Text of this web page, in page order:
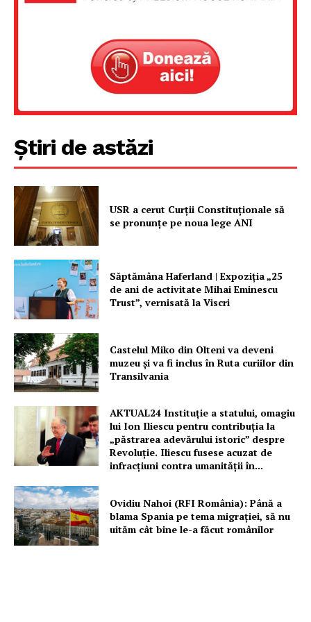
Știri de astăzi
USR a cerut Curții Constituționale să
se pronunțe pe noua lege ANI
Săptămâna Haferland | Expoziţia „25
de ani de activitate Mihai Eminescu
Trust”, vernisată la Viscri
Castelul Miko din Olteni va deveni
muzeu şi va fi inclus în Ruta curiilor din
Transilvania
AKTUAL24 Instituție a statului, omagiu
lui Ion Iliescu pentru contribuția la
„păstrarea adevărului istoric” despre
Revoluție. Iliescu fusese acuzat de
infracțiuni contra umanității în...
Ovidiu Nahoi (RFI România): Până a
blama Spania pe tema migrației, să nu
uităm cât bine le-a făcut românilor